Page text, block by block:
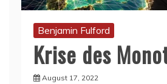
Benjamin Fulford
Krise des
August 17, 2022